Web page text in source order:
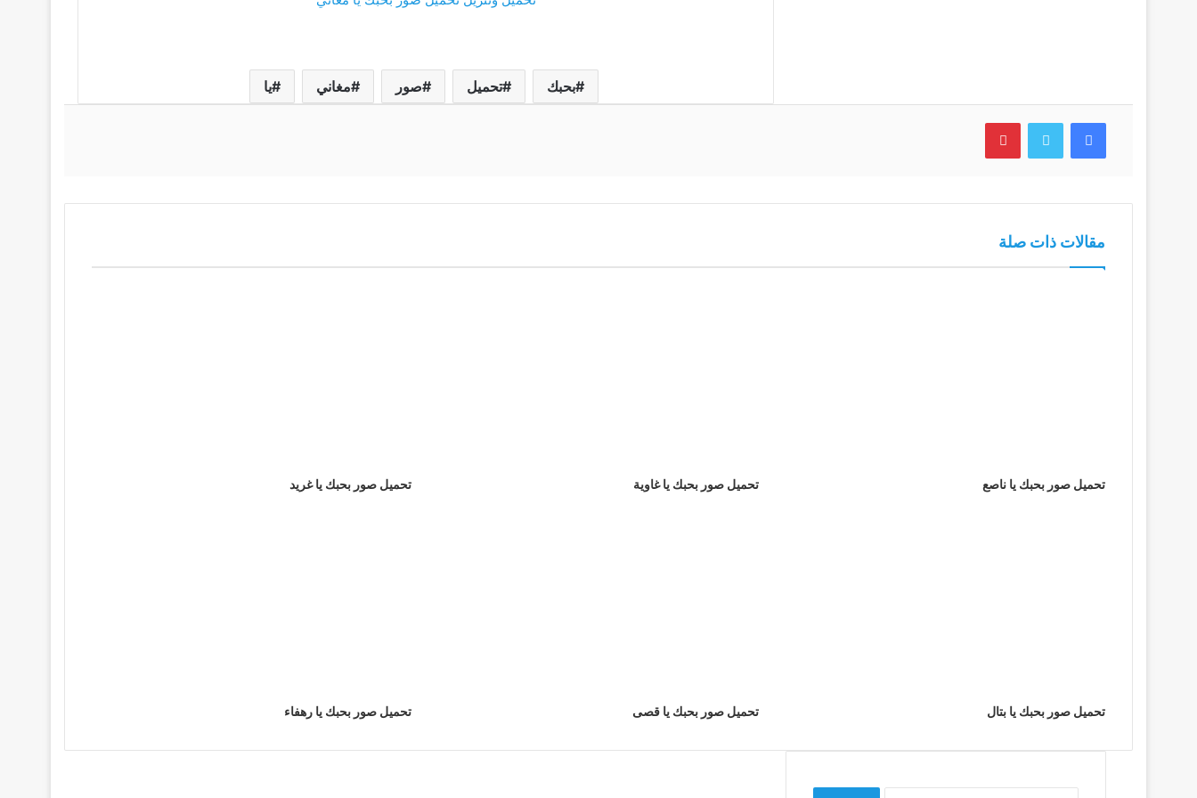
بحبك تحميل صور مغاني يا
فيسبوك تويتر بينتيريست
مقالات ذات صلة
تحميل صور بحبك يا ناصع تحميل صور بحبك يا غاوية تحميل صور بحبك يا غريد
تحميل صور بحبك يا بتال تحميل صور بحبك يا قصى تحميل صور بحبك يا رهفاء